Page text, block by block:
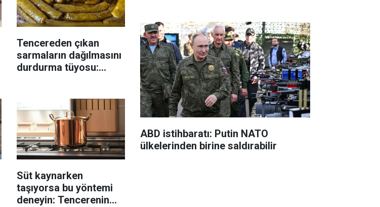
Tencereden çıkan
sarmaların dağılmasını
durdurma tüyosu:
Süt kaynarken
taşıyorsa bu yöntemi
deneyin: Tencerenin
ABD istihbaratı: Putin NATO
ülkelerinden birine saldırabilir